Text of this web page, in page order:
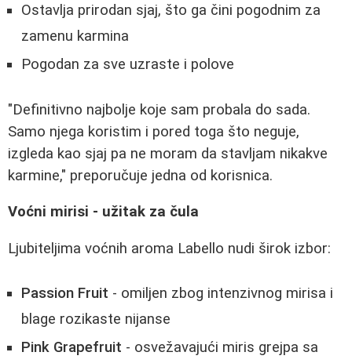
Ostavlja prirodan sjaj, što ga čini pogodnim za
zamenu karmina
Pogodan za sve uzraste i polove
"Definitivno najbolje koje sam probala do sada.
Samo njega koristim i pored toga što neguje,
izgleda kao sjaj pa ne moram da stavljam nikakve
karmine," preporučuje jedna od korisnica.
Voćni mirisi - užitak za čula
Ljubiteljima voćnih aroma Labello nudi širok izbor:
Passion Fruit - omiljen zbog intenzivnog mirisa i
blage rozikaste nijanse
Pink Grapefruit - osvežavajući miris grejpa sa